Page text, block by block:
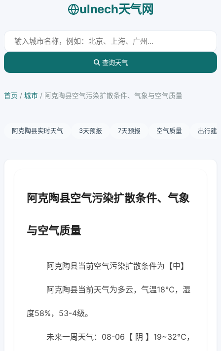
ulnech天气网
查询天气
首页 / 城市 / 阿克陶县空气污染扩散条件、气象与空气质量
阿克陶县实时天气 3天预报 7天预报 空气质量 出行建
阿克陶县空气污染扩散条件、气象
与空气质量
阿克陶县当前空气污染扩散条件为【中】
阿克陶县当前天气为多云，气温18℃，湿
度58%，53-4级。
未来一周天气：08-06【 阴 】19~32℃，